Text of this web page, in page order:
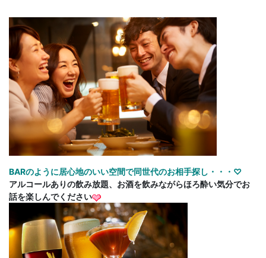
BARのように居心地のいい空間で同世代のお相手探し・・・♡
アルコールありの飲み放題、お酒を飲みながらほろ酔い気分でお
話を楽しんでください